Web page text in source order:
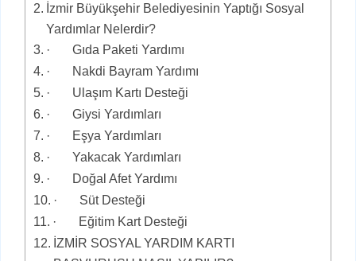
İzmir Büyükşehir Belediyesinin Yaptığı Sosyal
Yardımlar Nelerdir?
· Gıda Paketi Yardımı
· Nakdi Bayram Yardımı
· Ulaşım Kartı Desteği
· Giysi Yardımları
· Eşya Yardımları
· Yakacak Yardımları
· Doğal Afet Yardımı
· Süt Desteği
· Eğitim Kart Desteği
İZMİR SOSYAL YARDIM KARTI